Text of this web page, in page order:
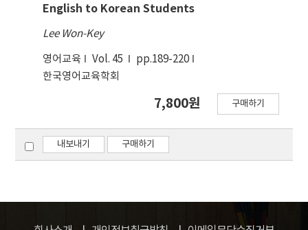
English to Korean Students
Lee Won-Key
영어교육 Vol. 45
pp.189-220
한국영어교육학회
7,800원 구매하기
내보내기 구매하기